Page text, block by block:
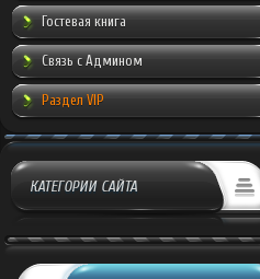
Гостевая книга
Связь с Админом
Раздел VIP
КАТЕГОРИИ САЙТА